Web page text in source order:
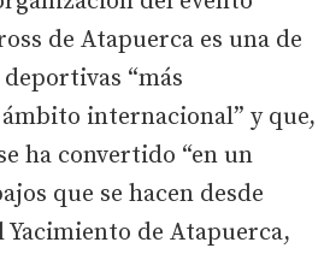
de Atapuerca es una de
“más
internacional” y que,
ha convertido “en un
que se hacen desde
Yacimiento de Atapuerca,